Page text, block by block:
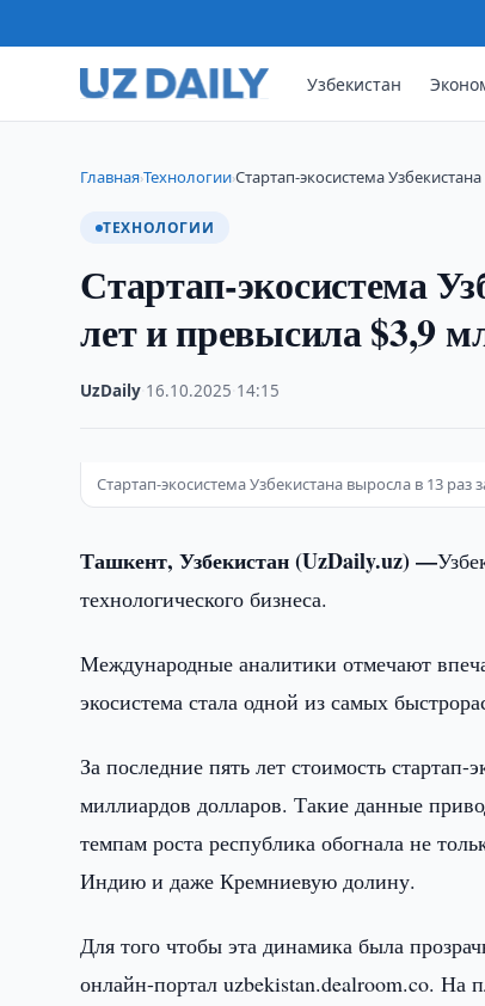
Узбекистан
Главная›Технологии›Стартап-экосистема
ТЕХНОЛОГИИ
Стартап-экосистема
лет и превысила $3,9
UzDaily 16.10.2025 14:15
Стартап-экосистема Узбекистана выросла в 13
Ташкент, Узбекистан (UzDaily.uz) —
технологического бизнеса.
Международные аналитики отмечают
экосистема стала одной из самых
За последние пять лет стоимость
миллиардов долларов. Такие данные
темпам роста республика обогнала не
Индию и даже Кремниевую долину.
Для того чтобы эта динамика была
онлайн-портал uzbekistan.dealroom.co. На